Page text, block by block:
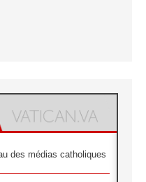
des médias catholiques